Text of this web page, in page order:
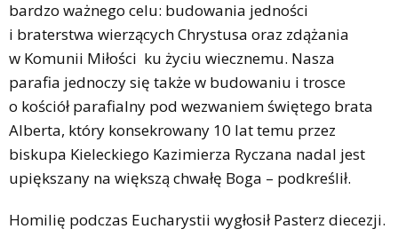
bardzo ważnego celu: budowania jedności
i braterstwa wierzących Chrystusa oraz zdążania
w Komunii Miłości ku życiu wiecznemu. Nasza
parafia jednoczy się także w budowaniu i trosce
o kościół parafialny pod wezwaniem świętego brata
Alberta, który konsekrowany 10 lat temu przez
biskupa Kieleckiego Kazimierza Ryczana nadal jest
upiększany na większą chwałę Boga – podkreślił.
Homilię podczas Eucharystii wygłosił Pasterz diecezji.